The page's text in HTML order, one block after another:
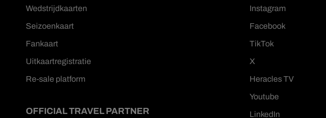
Wedstrijdkaarten
Seizoenkaart
Fankaart
Uitkaartregistratie
Re-sale platform
OFFICIAL TRAVEL PARTNER
Instagram
Facebook
TikTok
X
Heracles TV
Youtube
LinkedIn